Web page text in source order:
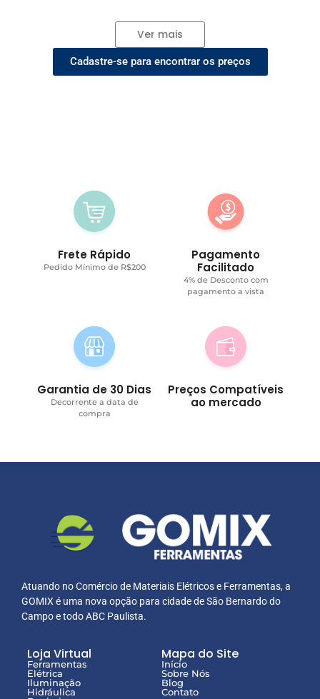
Ver mais
Cadastre-se para encontrar os preços
Frete Rápido
Pedido Mínimo de R$200
Pagamento
Facilitado
4% de Desconto com
pagamento a vista
Garantia de 30 Dias
Decorrente a data de
compra
Preços Compatíveis
ao mercado
Atuando no Comércio de Materiais Elétricos e Ferramentas, a
GOMIX é uma nova opção para cidade de São Bernardo do
Campo e todo ABC Paulista.
Loja Virtual
Ferramentas
Elétrica
Iluminação
Hidráulica
Mapa do Site
Início
Sobre Nós
Blog
Contato